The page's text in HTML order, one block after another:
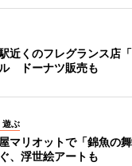
近くのフレグランス店
ドーナツ販売も
遊ぶ
マリオットで「錦魚
、浮世絵アートも